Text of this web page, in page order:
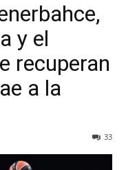
y el
recuperan
a la
33